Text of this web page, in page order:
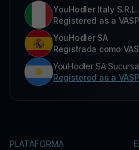
YouHodler Italy S.R.L.
Registered as a
YouHodler SA
Registrada como
YouHodler SA
Registered as a
PLATAFORMA